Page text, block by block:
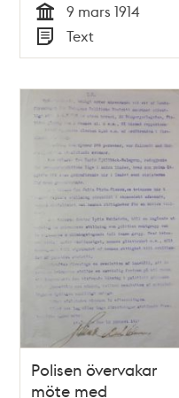
Tid
9 mars 1914
Typ
Text
Polisen övervakar
möte med